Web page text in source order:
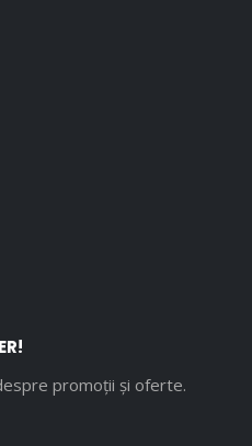
promoții și oferte.